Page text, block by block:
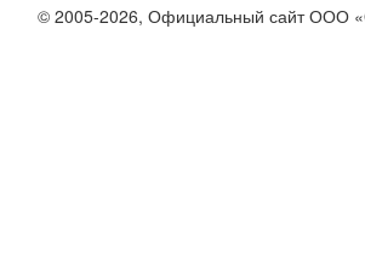
© 2005-2026, Официальный сайт ООО